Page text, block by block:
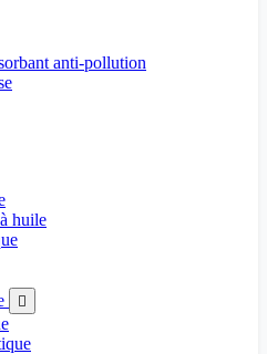
anti-pollution
huile
